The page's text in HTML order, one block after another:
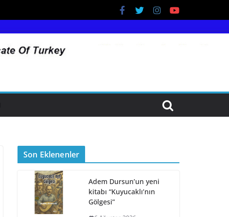
Son Eklenenler
Adem Dursun’un yeni
kitabı “Kuyucaklı’nın
Gölgesi”